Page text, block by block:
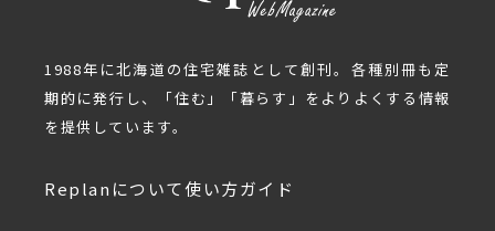
1988年に北海道の住宅雑誌として創刊。各種別冊も定
期的に発行し、「住む」「暮らす」をよりよくする情報
を提供しています。
Replanについて使い方ガイド